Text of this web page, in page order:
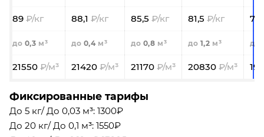
89 88,1 85,5 81,5
0,3 0,4 0,8 1,2
21550 21420 21170 20830
Фиксированные тарифы
До 5 кг/ До 0,03 м³: 1300₽
До 20 кг/ До 0,1 м³: 1550₽